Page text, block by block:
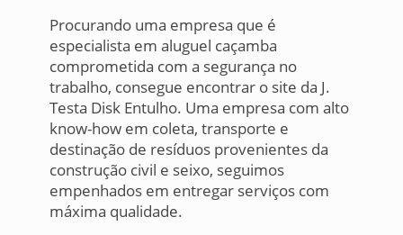
Procurando uma empresa que é
especialista em aluguel caçamba
comprometida com a segurança no
trabalho, consegue encontrar o site da J.
Testa Disk Entulho. Uma empresa com alto
know-how em coleta, transporte e
destinação de resíduos provenientes da
construção civil e seixo, seguimos
empenhados em entregar serviços com
máxima qualidade.